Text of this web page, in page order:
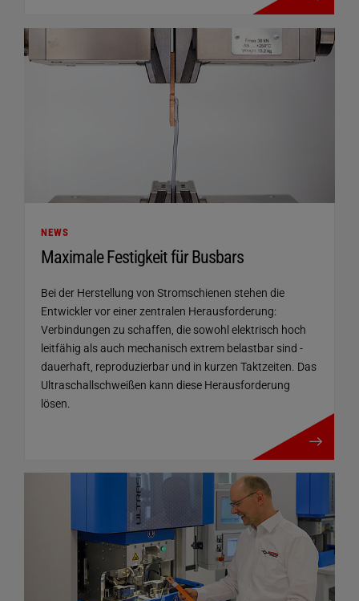
NEWS
Maximale Festigkeit für Busbars
Bei der Herstellung von Stromschienen stehen die
Entwickler vor einer zentralen Herausforderung:
Verbindungen zu schaffen, die sowohl elektrisch hoch
leitfähig als auch mechanisch extrem belastbar sind -
dauerhaft, reproduzierbar und in kurzen Taktzeiten. Das
Ultraschallschweißen kann diese Herausforderung
lösen.
mehr details